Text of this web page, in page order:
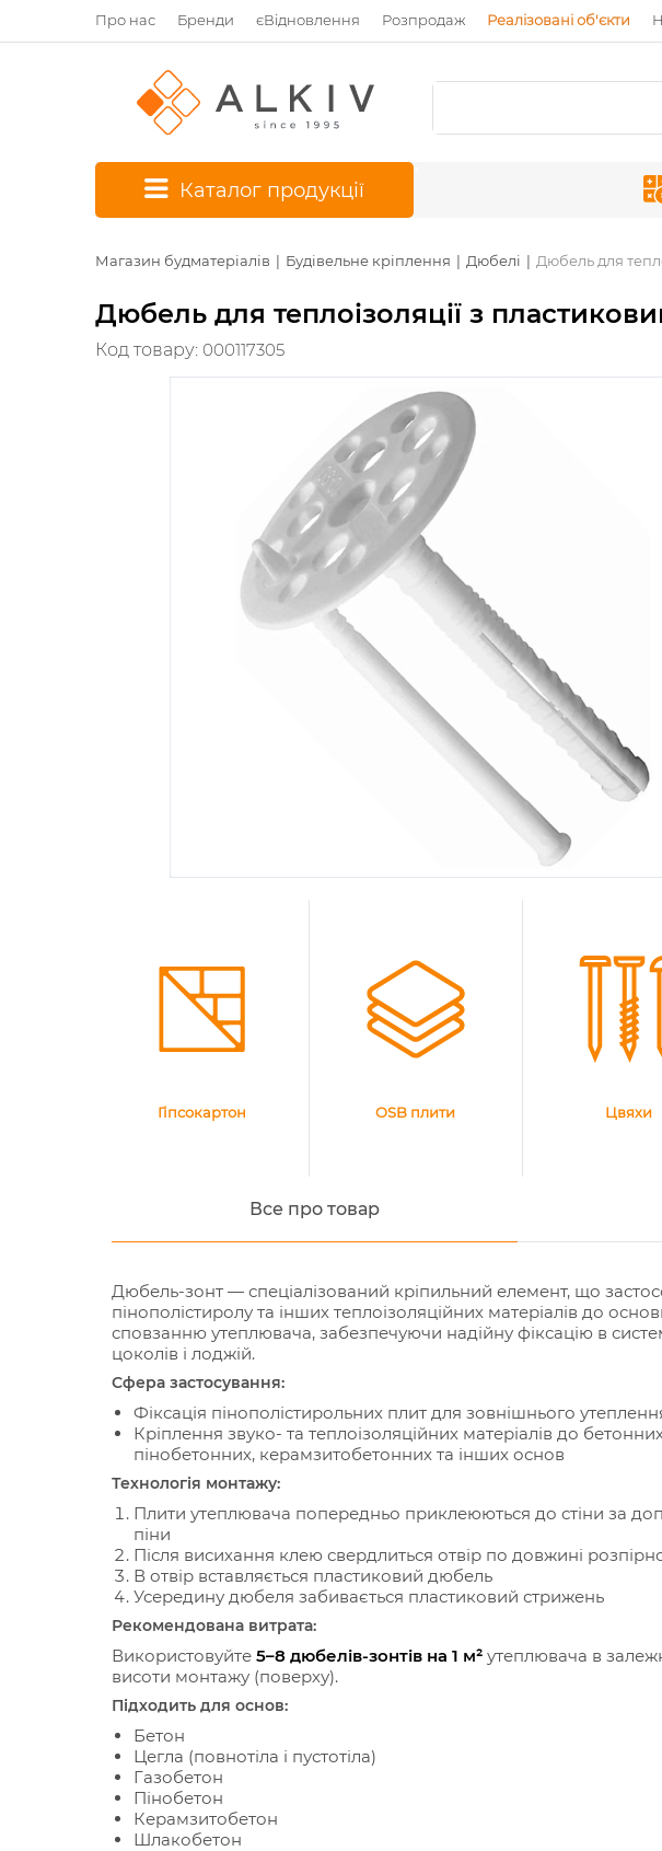
Про нас Бренди єВідновлення Розпродаж Реалізовані об'єкти
Каталог продукції
Магазин будматеріалів Будівельне кріплення Дюбелі Дюбель для
Дюбель для теплоізоляції з
Код товару: 000117305
Гіпсокартон OSB плити Цвяхи
Все про товар
Дюбель-зонт — спеціалізований кріпильний елемент, що
пінополістиролу та інших теплоізоляційних матеріалів до
сповзанню утеплювача, забезпечуючи надійну фіксацію в
цоколів і лоджій.
Сфера застосування:
Фіксація пінополістирольних плит для зовнішнього
Кріплення звуко- та теплоізоляційних матеріалів до
пінобетонних, керамзитобетонних та інших основ
Технологія монтажу:
Плити утеплювача попередньо приклеюються до стіни за
піни
Після висихання клею свердлиться отвір по довжині
В отвір вставляється пластиковий дюбель
Усередину дюбеля забивається пластиковий стрижень
Рекомендована витрата:
Використовуйте 5–8 дюбелів-зонтів на 1 м² утеплювача в
висоти монтажу (поверху).
Підходить для основ:
Бетон
Цегла (повнотіла і пустотіла)
Газобетон
Пінобетон
Керамзитобетон
Шлакобетон